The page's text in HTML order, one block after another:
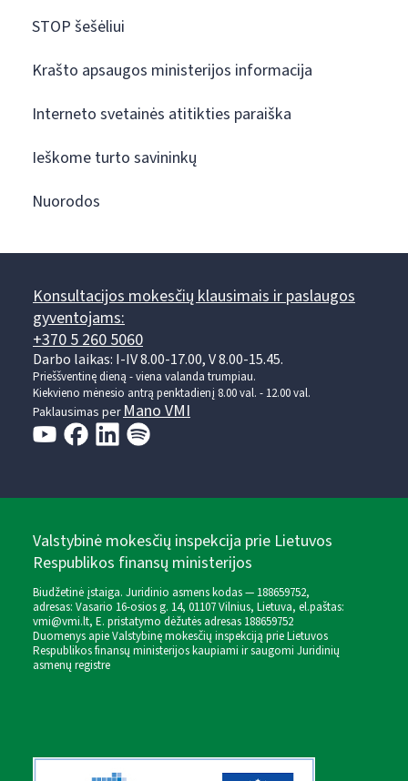
STOP šešėliui
Krašto apsaugos ministerijos informacija
Interneto svetainės atitikties paraiška
Ieškome turto savininkų
Nuorodos
Konsultacijos mokesčių klausimais ir paslaugos
gyventojams:
+370 5 260 5060
Darbo laikas: I-IV 8.00-17.00, V 8.00-15.45.
Prieššventinę dieną - viena valanda trumpiau.
Kiekvieno mėnesio antrą penktadienį 8.00 val. - 12.00 val.
Paklausimas per Mano VMI
Valstybinė mokesčių inspekcija prie Lietuvos
Respublikos finansų ministerijos
Biudžetinė įstaiga. Juridinio asmens kodas — 188659752,
adresas: Vasario 16-osios g. 14, 01107 Vilnius, Lietuva, el.paštas:
vmi@vmi.lt, E. pristatymo dėžutės adresas 188659752
Duomenys apie Valstybinę mokesčių inspekciją prie Lietuvos
Respublikos finansų ministerijos kaupiami ir saugomi Juridinių
asmenų registre